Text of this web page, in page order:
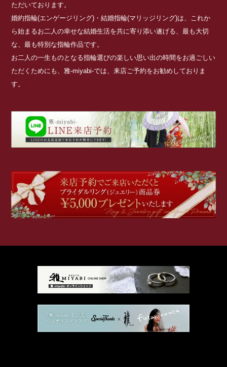
ただいております。
婚約指輪(エンゲージリング)・結婚指輪(マリッジリング)は、これか
ら始まるお二人の幸せな結婚生活を共に寄り添い遂げる、最も大切
な、最も特別な指輪作品です。
お二人の一生ものとなる指輪選びの楽しい思い出の時間をお過ごしい
ただくためにも、雅-miyabi-では、来店ご予約をお勧めしておりま
す。